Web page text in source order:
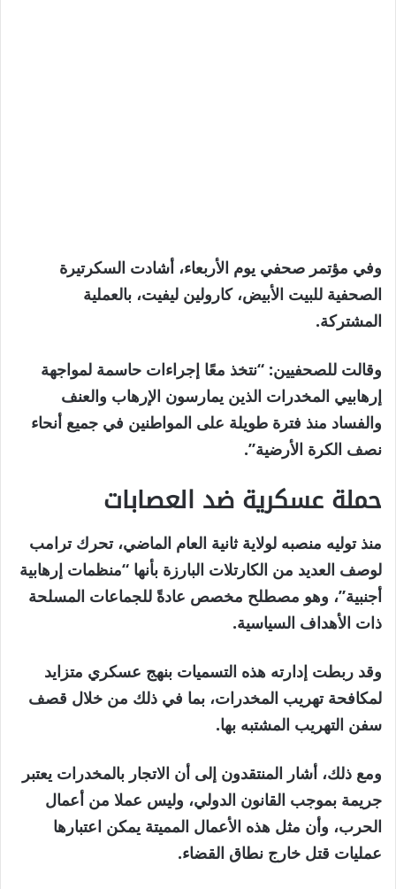
وفي مؤتمر صحفي يوم الأربعاء، أشادت السكرتيرة
الصحفية للبيت الأبيض، كارولين ليفيت، بالعملية
المشتركة.
وقالت للصحفيين: “نتخذ معًا إجراءات حاسمة لمواجهة
إرهابيي المخدرات الذين يمارسون الإرهاب والعنف
والفساد منذ فترة طويلة على المواطنين في جميع أنحاء
نصف الكرة الأرضية”.
حملة عسكرية ضد العصابات
منذ توليه منصبه لولاية ثانية العام الماضي، تحرك ترامب
لوصف العديد من الكارتلات البارزة بأنها “منظمات إرهابية
أجنبية”، وهو مصطلح مخصص عادةً للجماعات المسلحة
ذات الأهداف السياسية.
وقد ربطت إدارته هذه التسميات بنهج عسكري متزايد
لمكافحة تهريب المخدرات، بما في ذلك من خلال قصف
سفن التهريب المشتبه بها.
ومع ذلك، أشار المنتقدون إلى أن الاتجار بالمخدرات يعتبر
جريمة بموجب القانون الدولي، وليس عملا من أعمال
الحرب، وأن مثل هذه الأعمال المميتة يمكن اعتبارها
عمليات قتل خارج نطاق القضاء.